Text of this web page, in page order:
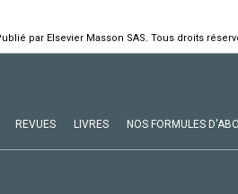
par Elsevier Masson SAS. Tous droits
REVUES LIVRES NOS FORMULES